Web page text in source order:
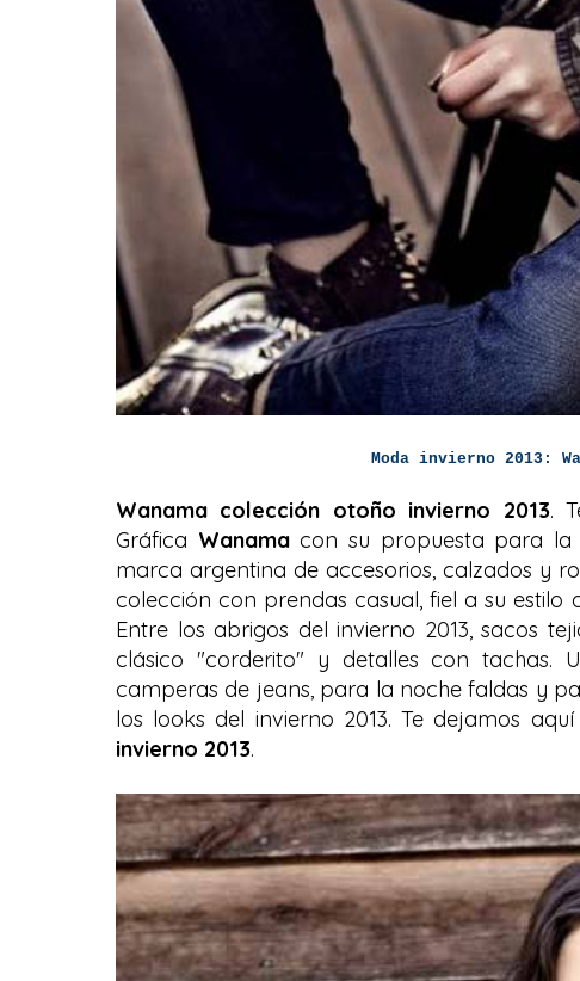
Moda invierno 2013:
Wanama colección otoño invierno 2013.
Gráfica Wanamacon su propuesta para la
marca argentina de accesorios, calzados y
colección con prendas casual, fiel a su
Entre los abrigos del invierno 2013, sacos
clásico "corderito" y detalles con tachas.
camperas de jeans, para la noche faldas y
los looks del invierno 2013. Te dejamos
invierno 2013.